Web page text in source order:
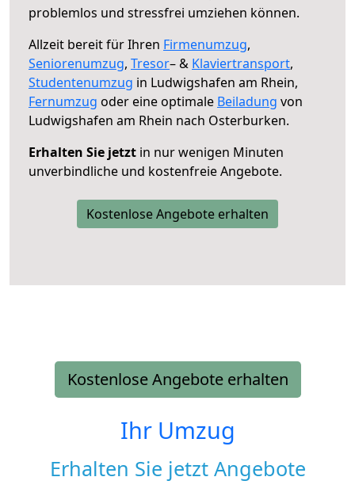
problemlos und stressfrei umziehen können.
Allzeit bereit für Ihren Firmenumzug,
Seniorenumzug, Tresor– & Klaviertransport,
Studentenumzug in Ludwigshafen am Rhein,
Fernumzug oder eine optimale Beiladung von
Ludwigshafen am Rhein nach Osterburken.
Erhalten Sie jetzt in nur wenigen Minuten
unverbindliche und kostenfreie Angebote.
Kostenlose Angebote erhalten
Kostenlose Angebote erhalten
Ihr Umzug
Erhalten Sie jetzt Angebote